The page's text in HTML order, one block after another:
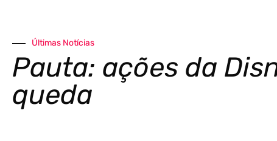
Últimas Notícias
Pauta: ações da
queda